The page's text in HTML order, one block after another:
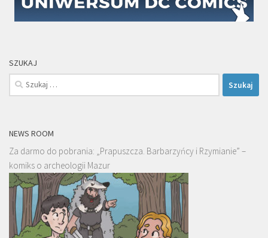
SZUKAJ
Szukaj:
NEWS ROOM
Za darmo do pobrania: „Prapuszcza. Barbarzyńcy i Rzymianie” –
komiks o archeologii Mazur